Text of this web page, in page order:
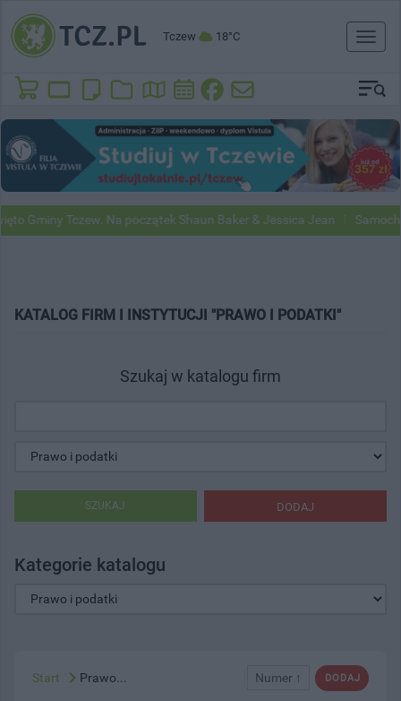
Tczew 18°C
Toggle
Tczew. Na początek Shaun Baker & Jessica Jean Samochody
KATALOG FIRM I INSTYTUCJI "PRAWO I PODATKI"
Szukaj w katalogu firm
DODAJ
SZUKAJ
Kategorie katalogu
DODAJ
Numer ↑
Start Prawo...